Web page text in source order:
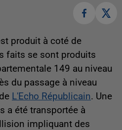
produit à coté de
faits se sont produits
149 au niveau
du passage à niveau
L'Echo Républicain. Une
a été transportée à
impliquant des